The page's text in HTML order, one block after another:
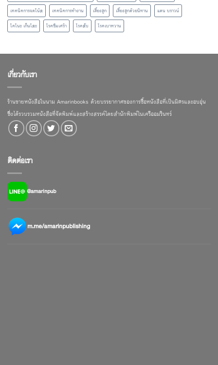
เทคนิคการจดโน้ต
เทคนิคการทำงาน เลี้ยงลูก เลี้ยงลูกด้วยนิทาน
แดน บราวน์
โคโนะ เก็นโตะ
โรคซึมเศร้า โรคตับ โรคเบาหวาน
เกี่ยวกับเรา
ร้านขายหนังสือในนาม Amarinbooks ด้วยบรรยากาศของการซื้อหนังสือที่เป็นมิตรและอบอุ่น
ซึ่งได้รวบรวมหนังสือที่จัดพิมพ์และสร้างสรรค์โดยสำนักพิมพ์ในเครืออมรินทร์
ติดต่อเรา
@amarinpub
m.me/amarinpublishing